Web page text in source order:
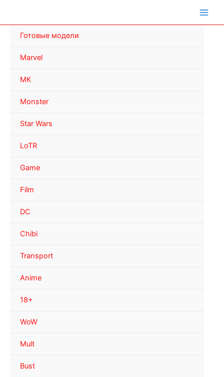
Готовые модели
Marvel
MK
Monster
Star Wars
LoTR
Game
Film
DC
Chibi
Transport
Anime
18+
WoW
Mult
Bust